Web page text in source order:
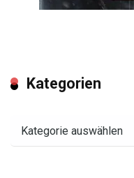
Kategorien